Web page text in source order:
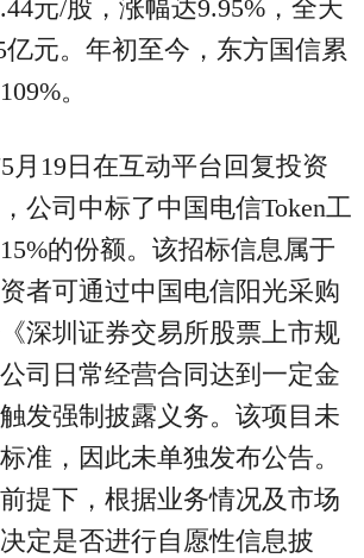
元/股，涨幅达9.95%，全天
亿元。年初至今，东方国信累
。
月19日在互动平台回复投资
公司中标了中国电信Token工
的份额。该招标信息属于
者可通过中国电信阳光采购
深圳证券交易所股票上市规
司日常经营合同达到一定金
发强制披露义务。该项目未
准，因此未单独发布公告。
提下，根据业务情况及市场
定是否进行自愿性信息披